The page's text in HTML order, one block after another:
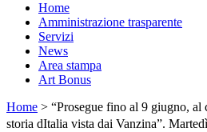
Home
Amministrazione trasparente
Servizi
News
Area stampa
Art Bonus
Home > “Prosegue fino al 9 giugno, al
storia dItalia vista dai Vanzina”.